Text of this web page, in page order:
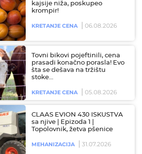
kajsije niža, poskupeo
krompir!
KRETANJE CENA 06.08.2026
Tovni bikovi pojeftinili, cena
prasadi konačno porasla! Evo
šta se dešava na tržištu
stoke…
KRETANJE CENA 05.08.2026
CLAAS EVION 430 ISKUSTVA
sa njive | Epizoda 1 |
Topolovnik, žetva pšenice
MEHANIZACIJA 31.07.2026